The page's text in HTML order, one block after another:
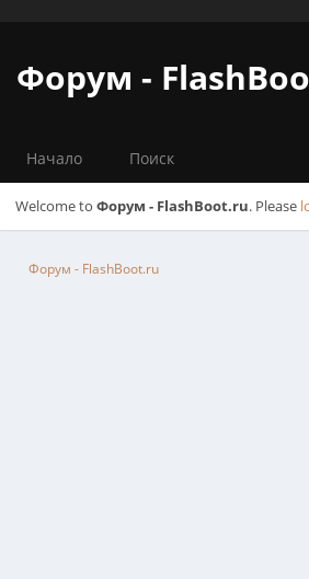
Форум -
Начало Поиск
Welcome to Форум - FlashBoot.ru. Please
Форум - FlashBoot.ru